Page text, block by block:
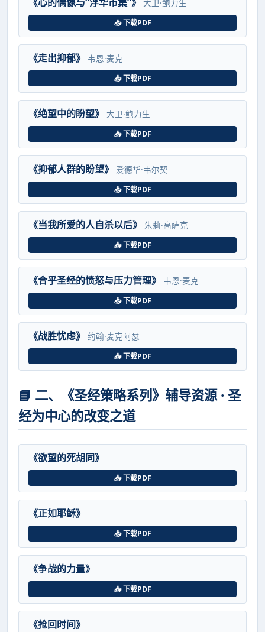
大卫·鲍力生
📥 下载PDF
《走出抑郁》 韦恩·麦克
📥 下载PDF
《绝望中的盼望》 大卫·鲍力生
📥 下载PDF
《抑郁人群的盼望》 爱德华·韦尔契
📥 下载PDF
《当我所爱的人自杀以后》 朱莉·高萨克
📥 下载PDF
《合乎圣经的愤怒与压力管理》 韦恩·麦克
📥 下载PDF
《战胜忧虑》 约翰·麦克阿瑟
📥 下载PDF
📘 二、《圣经策略系列》辅导资源 · 圣
经为中心的改变之道
《欲望的死胡同》
📥 下载PDF
《正如耶稣》
📥 下载PDF
《争战的力量》
📥 下载PDF
《抢回时间》